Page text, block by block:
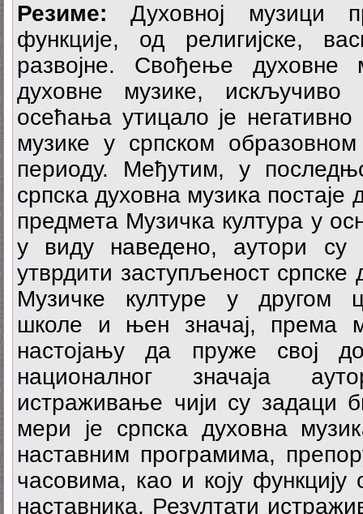
Резиме: Духовној музици
функције, од религијске,
развојне. Свођење духовне
духовне музике, искључиво
осећања утицало је
музике у српском
периоду. Међутим, у
српска духовна музика постаје
предмета Музичка култура у
у виду наведенo, аутори
утврдити заступљеност српске
Музичке културе у другом
школе и њен значај, према
настојању да пруже свој
националног значаја
истраживање чији су задаци
мери је српска духовна
наставним програмима,
часовима, као и коју функцију
наставника. Резултати